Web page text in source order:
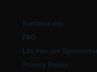
Kontakta oss
FAQ
Läs mer om
Privacy Policy